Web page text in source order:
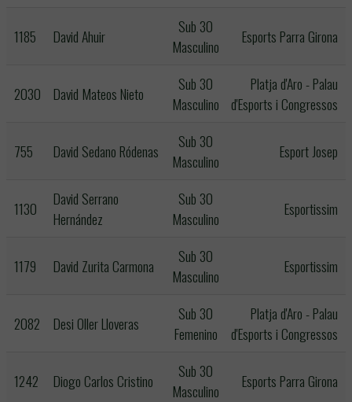
1185 David Ahuir
Sub 30
Masculino
Esports Parra Girona
2030 David Mateos Nieto
Sub 30
Masculino
Platja d'Aro - Palau
d'Esports i Congressos
755 David Sedano Ródenas
Sub 30
Masculino
Esport Josep
1130
David Serrano
Hernández
Sub 30
Masculino
Esportissim
1179 David Zurita Carmona
Sub 30
Masculino
Esportissim
2082 Desi Oller Lloveras
Sub 30
Femenino
Platja d'Aro - Palau
d'Esports i Congressos
1242 Diogo Carlos Cristino
Sub 30
Masculino
Esports Parra Girona